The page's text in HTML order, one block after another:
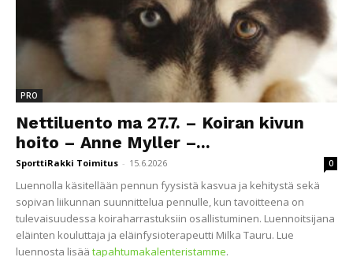
PRO
Nettiluento ma 27.7. – Koiran kivun
hoito – Anne Myller –...
SporttiRakki Toimitus - 15.6.2026 0
Luennolla käsitellään pennun fyysistä kasvua ja kehitystä sekä
sopivan liikunnan suunnittelua pennulle, kun tavoitteena on
tulevaisuudessa koiraharrastuksiin osallistuminen. Luennoitsijana
eläinten kouluttaja ja eläinfysioterapeutti Milka Tauru. Lue
luennosta lisää tapahtumakalenteristamme.